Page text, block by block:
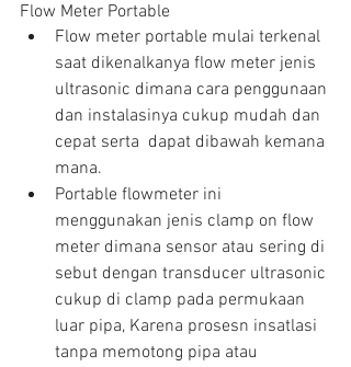
Flow Meter Portable
Flow meter portable mulai terkenal
saat dikenalkanya flow meter jenis
ultrasonic dimana cara penggunaan
dan instalasinya cukup mudah dan
cepat serta  dapat dibawah kemana
mana.
Portable flowmeter ini
menggunakan jenis clamp on flow
meter dimana sensor atau sering di
sebut dengan transducer ultrasonic
cukup di clamp pada permukaan
luar pipa, Karena prosesn insatlasi
tanpa memotong pipa atau